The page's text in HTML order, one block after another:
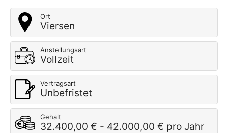
Ort
Viersen
Anstellungsart
Vollzeit
Vertragsart
Unbefristet
Gehalt
32.400,00 € - 42.000,00 € pro Jahr